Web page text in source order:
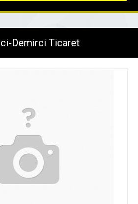
Demirci Ticaret